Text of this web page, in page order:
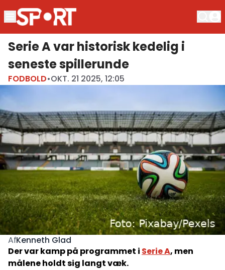
Serie A var historisk kedelig i
seneste spillerunde
FODBOLD•OKT. 21 2025, 12:05
AfKenneth Glad
Der var kamp på programmet i Serie A, men
målene holdt sig langt væk.